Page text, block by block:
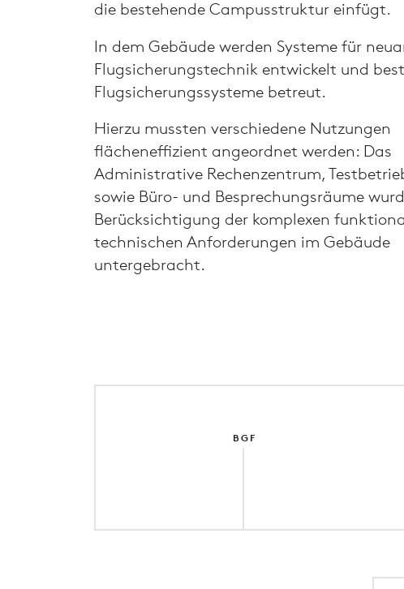
die bestehende Campusstruktur einfügt.
In dem Gebäude werden Systeme für
Flugsicherungstechnik entwickelt und
Flugsicherungssysteme betreut.
Hierzu mussten verschiedene Nutzungen
flächeneffizient angeordnet werden: Das
Administrative Rechenzentrum,
sowie Büro- und Besprechungsräume
Berücksichtigung der komplexen
technischen Anforderungen im Gebäude
untergebracht.
BGF